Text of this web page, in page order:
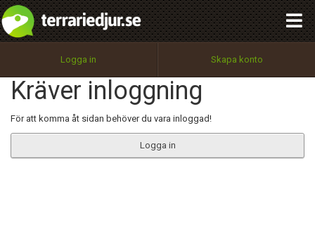
Logga in Skapa konto
Kräver inloggning
För att komma åt sidan behöver du vara inloggad!
Logga in
Utför
100%
OK
integritetspolicy
Namn:
Epost:
Begär nytt lösenord
Tillbaka till förstasidan